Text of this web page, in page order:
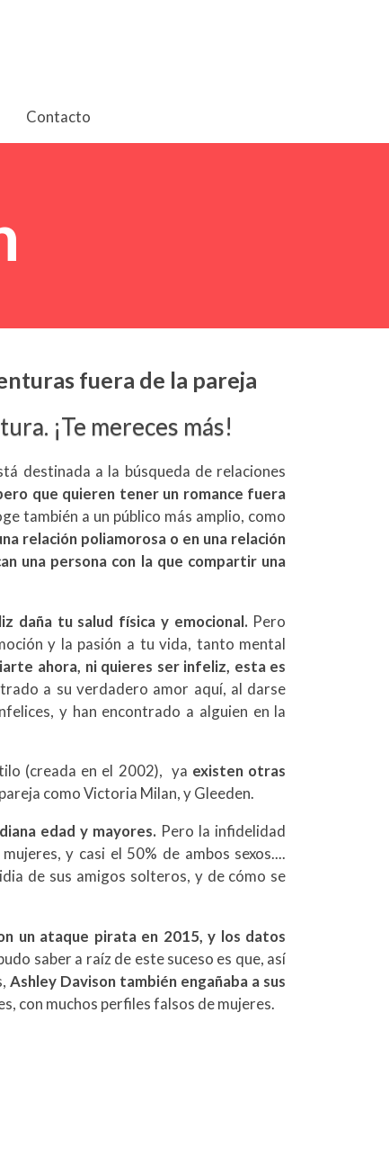
Contacto
fuera de la pareja
¡Te mereces más!
destinada a la búsqueda de relaciones
que quieren tener un romance fuera
también a un público más amplio, como
relación poliamorosa o en una relación
una persona con la que compartir una
daña tu salud física y emocional. Pero
y la pasión a tu vida, tanto mental
ahora, ni quieres ser infeliz, esta es
a su verdadero amor aquí, al darse
y han encontrado a alguien en la
(creada en el 2002), ya existen otras
como Victoria Milan, y Gleeden.
edad y mayores. Pero la infidelidad
y casi el 50% de ambos sexos....
de sus amigos solteros, y de cómo se
un ataque pirata en 2015, y los datos
saber a raíz de este suceso es que, así
Ashley Davison también engañaba a sus
con muchos perfiles falsos de mujeres.